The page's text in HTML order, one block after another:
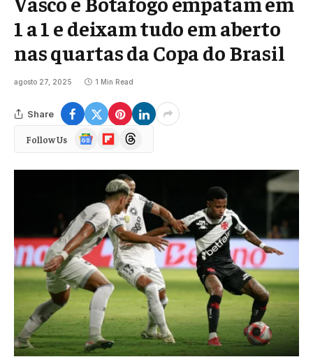
1 a 1 e deixam tudo em aberto
nas quartas da Copa do Brasil
agosto 27, 2025 1 Min Read
Share
Follow Us
Google
News
FlipboardThreads